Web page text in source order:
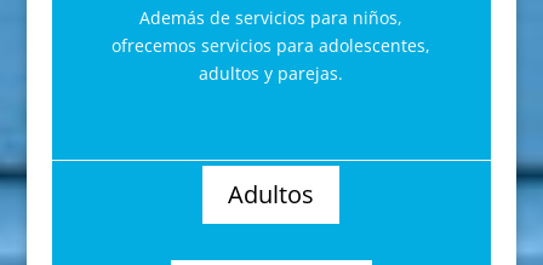
Además de servicios para niños,
ofrecemos servicios para adolescentes,
adultos y parejas.
Adultos